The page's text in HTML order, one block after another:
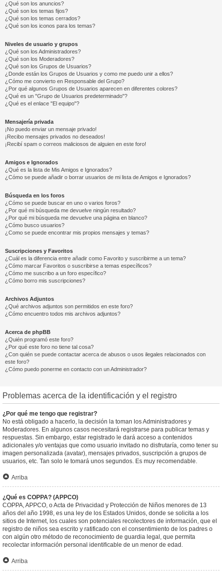
¿Qué son los anuncios?
¿Qué son los temas fijos?
¿Qué son los temas cerrados?
¿Qué son los iconos para los temas?
Niveles de usuario y grupos
¿Qué son los Administradores?
¿Qué son los Moderadores?
¿Qué son los Grupos de Usuarios?
¿Donde están los Grupos de Usuarios y como me puedo unir a ellos?
¿Cómo me convierto en Responsable del Grupo?
¿Por qué algunos Grupos de Usuarios aparecen en diferentes colores?
¿Qué es un "Grupo de Usuarios predeterminado"?
¿Qué es el enlace "El equipo"?
Mensajería privada
¡No puedo enviar un mensaje privado!
¡Recibo mensajes privados no deseados!
¡Recibí spam o correos maliciosos de alguien en este foro!
Amigos e Ignorados
¿Qué es la lista de Mis Amigos e Ignorados?
¿Cómo se puede añadir o borrar usuarios de mi lista de Amigos e Ignorados?
Búsqueda en los foros
¿Cómo se puede buscar en uno o varios foros?
¿Por qué mi búsqueda me devuelve ningún resultado?
¿Por qué mi búsqueda me devuelve una página en blanco?
¿Cómo busco usuarios?
¿Como se puede encontrar mis propios mensajes y temas?
Suscripciones y Favoritos
¿Cuál es la diferencia entre añadir como Favorito y suscribirme a un tema?
¿Cómo marcar Favoritos o suscribirse a temas específicos?
¿Cómo me suscribo a un foro específico?
¿Cómo borro mis suscripciones?
Archivos Adjuntos
¿Qué archivos adjuntos son permitidos en este foro?
¿Cómo encuentro todos mis archivos adjuntos?
Acerca de phpBB
¿Quién programó este foro?
¿Por qué este foro no tiene tal cosa?
¿Con quién se puede contactar acerca de abusos o usos ilegales relacionados con
este foro?
¿Cómo puedo ponerme en contacto con un Administrador?
Problemas acerca de la identificación y el registro
¿Por qué me tengo que registrar?
No está obligado a hacerlo, la decisión la toman los Administradores y
Moderadores. En algunos casos necesitará registrarse para publicar temas y
respuestas. Sin embargo, estar registrado le dará acceso a contenidos
adicionales y/o ventajas que como usuario invitado no disfrutaría, como tener su
imagen personalizada (avatar), mensajes privados, suscripción a grupos de
usuarios, etc. Tan solo le tomará unos segundos. Es muy recomendable.
Arriba
¿Qué es COPPA? (APPCO)
COPPA, APPCO, o Acta de Privacidad y Protección de Niños menores de 13
años del año 1998, es una ley de los Estados Unidos, donde se solicita a los
sitios de Internet, los cuales son potenciales recolectores de información, que el
registro de niños sea escrito y ratificado con el consentimiento de los padres o
con algún otro método de reconocimiento de guardia legal, que permita
recolectar información personal identificable de un menor de edad.
Arriba